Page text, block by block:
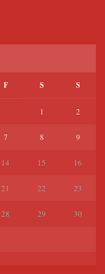
F S S
1 2
7 8 9
14 15 16
21 22 23
28 29 30